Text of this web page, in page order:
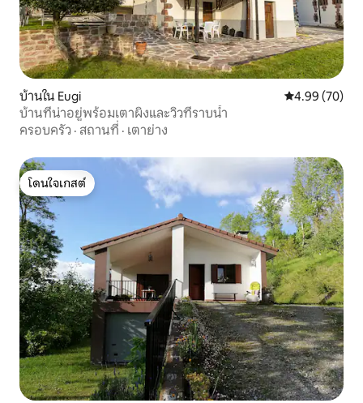
บ้านใน Eugi คะแนนเฉลี่ย
4.99 (70)
บ้านที่น่าอยู่พร้อมเตาผิงและวิวที่ราบน้ำ
ครอบครัว · สถานที่ · เตาย่าง
โดนใจเกสต์
โดนใจเกสต์